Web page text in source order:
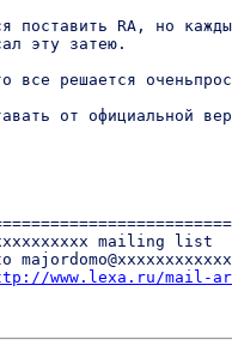
поставить RA, но
эту затею.
решается
от официальной
www.lexa.ru/mail-